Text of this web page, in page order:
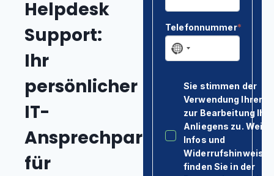
Helpdesk
Support:
Ihr
persönlicher
IT-
Ansprechpartner
für